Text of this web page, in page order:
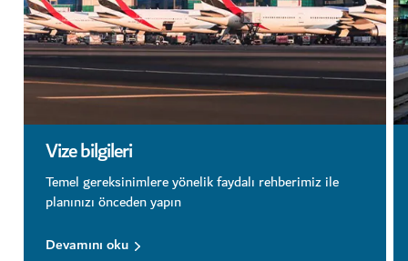
Vize bilgileri
Temel gereksinimlere yönelik faydalı rehberimiz ile
planınızı önceden yapın
Devamını oku